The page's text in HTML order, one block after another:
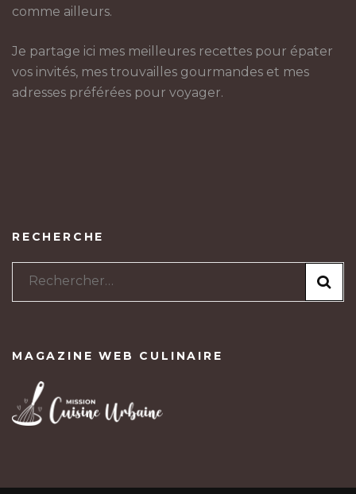
comme ailleurs.
Je partage ici mes meilleures recettes pour épater
vos invités, mes trouvailles gourmandes et mes
adresses préférées pour voyager.
RECHERCHE
Rechercher :
MAGAZINE WEB CULINAIRE